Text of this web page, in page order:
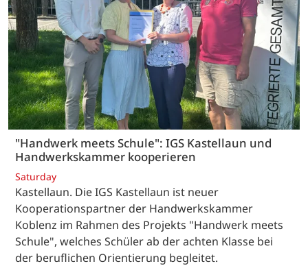
"Handwerk meets Schule": IGS Kastellaun und
Handwerkskammer kooperieren
Saturday
Kastellaun. Die IGS Kastellaun ist neuer
Kooperationspartner der Handwerkskammer
Koblenz im Rahmen des Projekts "Handwerk meets
Schule", welches Schüler ab der achten Klasse bei
der beruflichen Orientierung begleitet.